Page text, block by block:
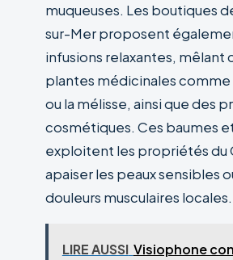
muqueuses. Les boutiques
sur-Mer proposent
infusions relaxantes, mêlant
plantes médicinales comme
ou la mélisse, ainsi que des
cosmétiques. Ces baumes
exploitent les propriétés du
apaiser les peaux sensibles
douleurs musculaires locales.
LIRE AUSSI Visiophone